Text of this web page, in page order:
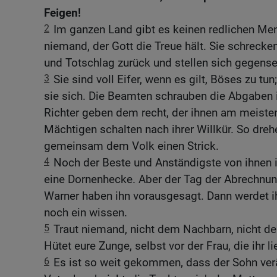
Feigen!
2 Im ganzen Land gibt es keinen redlichen
niemand, der Gott die Treue hält. Sie
und Totschlag zurück und stellen sich
3 Sie sind voll Eifer, wenn es gilt, Böses zu
sie sich. Die Beamten schrauben die
Richter geben dem recht, der ihnen am
Mächtigen schalten nach ihrer Willkür. So
gemeinsam dem Volk einen Strick.
4 Noch der Beste und Anständigste von
eine Dornenhecke. Aber der Tag der
Warner haben ihn vorausgesagt. Dann werdet
noch ein wissen.
5 Traut niemand, nicht dem Nachbarn, nicht
Hütet eure Zunge, selbst vor der Frau, die ihr
6 Es ist so weit gekommen, dass der Sohn